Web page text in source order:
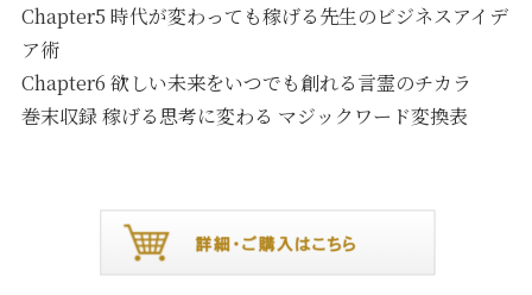
Chapter5 時代が変わっても稼げる先生のビジネスアイデ
ア術
Chapter6 欲しい未来をいつでも創れる言霊のチカラ
巻末収録 稼げる思考に変わる マジックワード変換表